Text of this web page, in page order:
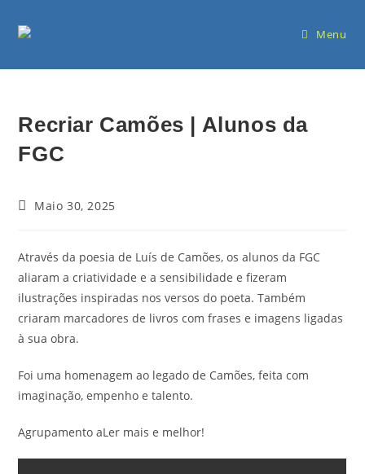
Menu
Recriar Camões | Alunos da
FGC
Maio 30, 2025
Através da poesia de Luís de Camões, os alunos da FGC
aliaram a criatividade e a sensibilidade e fizeram
ilustrações inspiradas nos versos do poeta. Também
criaram marcadores de livros com frases e imagens ligadas
à sua obra.
Foi uma homenagem ao legado de Camões, feita com
imaginação, empenho e talento.
Agrupamento aLer mais e melhor!